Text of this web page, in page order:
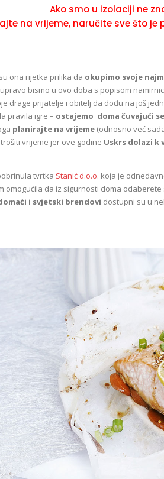
Ako smo u izolaciji ne
na vrijeme, naručite sve što
ona rijetka prilika da okupimo svoje
bismo u ovo doba s popisom
drage prijatelje i obitelj da dođu na još
pravila igre – ostajemo doma čuvajući
planirajte na vrijeme (odnosno već
vrijeme jer ove godine Uskrs dolazi k
tvrtka Stanić d.o.o. koja je
omogućila da iz sigurnosti doma
i svjetski brendovi dostupni su u